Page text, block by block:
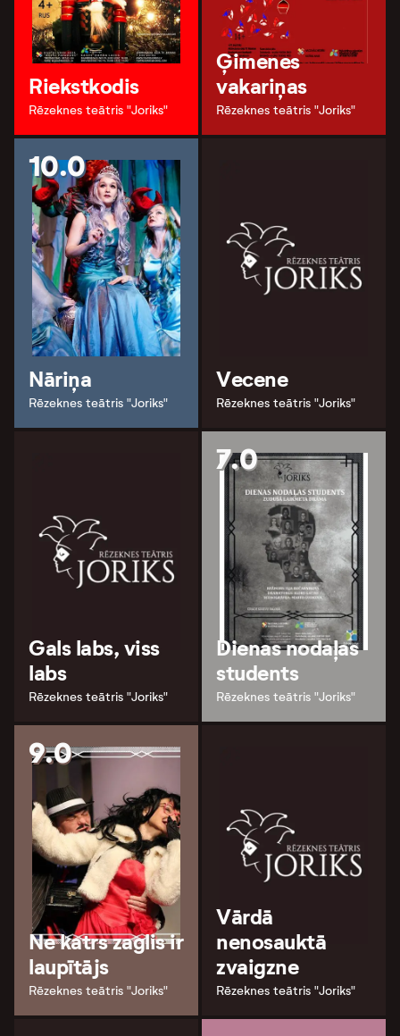
Riekstkodis
Rēzeknes teātris "Joriks"
Ģimenes
vakariņas
Rēzeknes teātris "Joriks"
10.0
Nāriņa
Rēzeknes teātris "Joriks"
Vecene
Rēzeknes teātris "Joriks"
Gals labs, viss
labs
Rēzeknes teātris "Joriks"
7.0
Dienas nodaļas
students
Rēzeknes teātris "Joriks"
9.0
Ne katrs zaglis ir
laupītājs
Rēzeknes teātris "Joriks"
Vārdā
nenosauktā
zvaigzne
Rēzeknes teātris "Joriks"